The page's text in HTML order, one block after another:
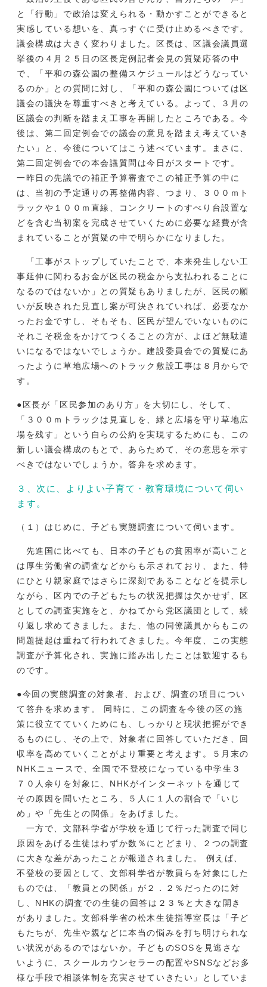
と「行動」で政治は変えられる・動かすことができると
実感している想いを、真っすぐに受け止めるべきです。
議会構成は大きく変わりました。区長は、区議会議員選
挙後の４月２５日の区長定例記者会見の質疑応答の中
で、「平和の森公園の整備スケジュールはどうなってい
るのか」との質問に対し、「平和の森公園については区
議会の議決を尊重すべきと考えている。よって、３月の
区議会の判断を踏まえ工事を再開したところである。今
後は、第二回定例会での議会の意見を踏まえ考えていき
たい」と、今後についてはこう述べています。まさに、
第二回定例会での本会議質問は今日がスタートです。
一昨日の先議での補正予算審査でこの補正予算の中に
は、当初の予定通りの再整備内容、つまり、３００ｍト
ラックや１００ｍ直線、コンクリートのすべり台設置な
どを含む当初案を完成させていくために必要な経費が含
まれていることが質疑の中で明らかになりました。
「工事がストップしていたことで、本来発生しない工
事延伸に関わるお金が区民の税金から支払われることに
なるのではないか」との質疑もありましたが、区民の願
いが反映された見直し案が可決されていれば、必要なか
ったお金ですし、そもそも、区民が望んでいないものに
それこそ税金をかけてつくることの方が、よほど無駄遣
いになるではないでしょうか。建設委員会での質疑にあ
ったように草地広場へのトラック敷設工事は８月からで
す。
●区長が「区民参加のあり方」を大切にし、そして、
「３００ｍトラックは見直しを、緑と広場を守り草地広
場を残す」という自らの公約を実現するためにも、この
新しい議会構成のもとで、あらためて、その意思を示す
べきではないでしょうか。答弁を求めます。
３、次に、よりよい子育て・教育環境について伺い
ます。
（１）はじめに、子ども実態調査について伺います。
先進国に比べても、日本の子どもの貧困率が高いこと
は厚生労働省の調査などからも示されており、また、特
にひとり親家庭ではさらに深刻であることなどを提示し
ながら、区内での子どもたちの状況把握は欠かせず、区
としての調査実施をと、かねてから党区議団として、繰
り返し求めてきました。また、他の同僚議員からもこの
問題提起は重ねて行われてきました。今年度、この実態
調査が予算化され、実施に踏み出したことは歓迎するも
のです。
●今回の実態調査の対象者、および、調査の項目につい
て答弁を求めます。 同時に、この調査を今後の区の施
策に役立てていくためにも、しっかりと現状把握ができ
るものにし、その上で、対象者に回答していただき、回
収率を高めていくことがより重要と考えます。５月末の
NHKニュースで、全国で不登校になっている中学生３
７０人余りを対象に、NHKがインターネットを通じて
その原因を聞いたところ、５人に１人の割合で「いじ
め」や「先生との関係」をあげました。
一方で、文部科学省が学校を通じて行った調査で同じ
原因をあげる生徒はわずか数％にとどまり、２つの調査
に大きな差があったことが報道されました。 例えば、
不登校の要因として、文部科学省が教員らを対象にした
ものでは、「教員との関係」が２．２％だったのに対
し、NHKの調査での生徒の回答は２３％と大きな開き
がありました。文部科学省の松木生徒指導室長は「子ど
もたちが、先生や親などに本当の悩みを打ち明けられな
い状況があるのではないか。子どものSOSを見逃さな
いように、スクールカウンセラーの配置やSNSなどお多
様な手段で相談体制を充実させていきたい」としていま